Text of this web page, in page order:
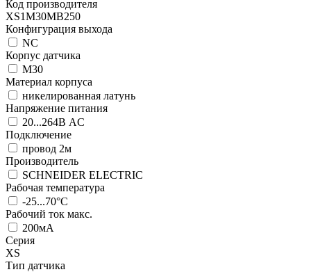
Код производителя
XS1M30MB250
Конфигурация выхода
NC
Корпус датчика
М30
Материал корпуса
никелированная латунь
Напряжение питания
20...264В AC
Подключение
провод 2м
Производитель
SCHNEIDER ELECTRIC
Рабочая температура
-25...70°C
Рабочий ток макс.
200мА
Серия
XS
Тип датчика